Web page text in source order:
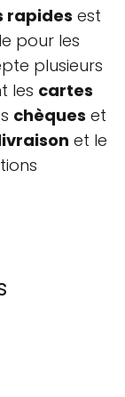
rapides est
pour les
plusieurs
les cartes
chèques et
et le